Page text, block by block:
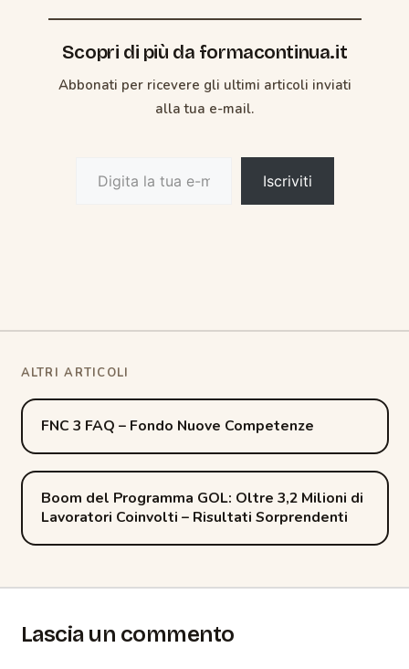
dI
n
o
o
k
A
p
p
vi
di
Scopri di più da formacontinua.it
Abbonati per ricevere gli ultimi articoli inviati
alla tua e-mail.
Iscriviti
Post
navigation
FNC 3 FAQ – Fondo Nuove Competenze
Boom del Programma GOL: Oltre 3,2 Milioni di
Lavoratori Coinvolti – Risultati Sorprendenti
Lascia un commento